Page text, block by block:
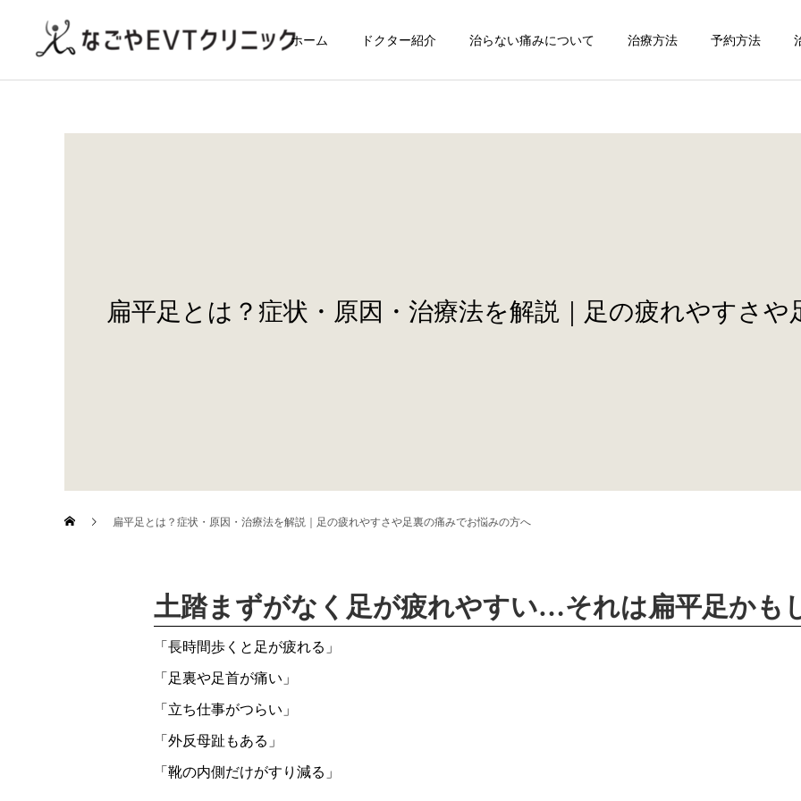
ホーム ドクター紹介 治らない痛みについて 治療方法 予約方法
扁平足とは？症状・原因・治療法を解説｜足の疲れやすさ
扁平足とは？症状・原因・治療法を解説｜足の疲れやすさや足裏の痛みでお悩みの方へ
土踏まずがなく足が疲れやすい…それは扁平足かも
「長時間歩くと足が疲れる」
「足裏や足首が痛い」
「立ち仕事がつらい」
「外反母趾もある」
「靴の内側だけがすり減る」